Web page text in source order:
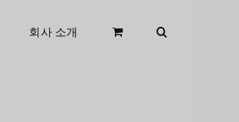
회사 소개